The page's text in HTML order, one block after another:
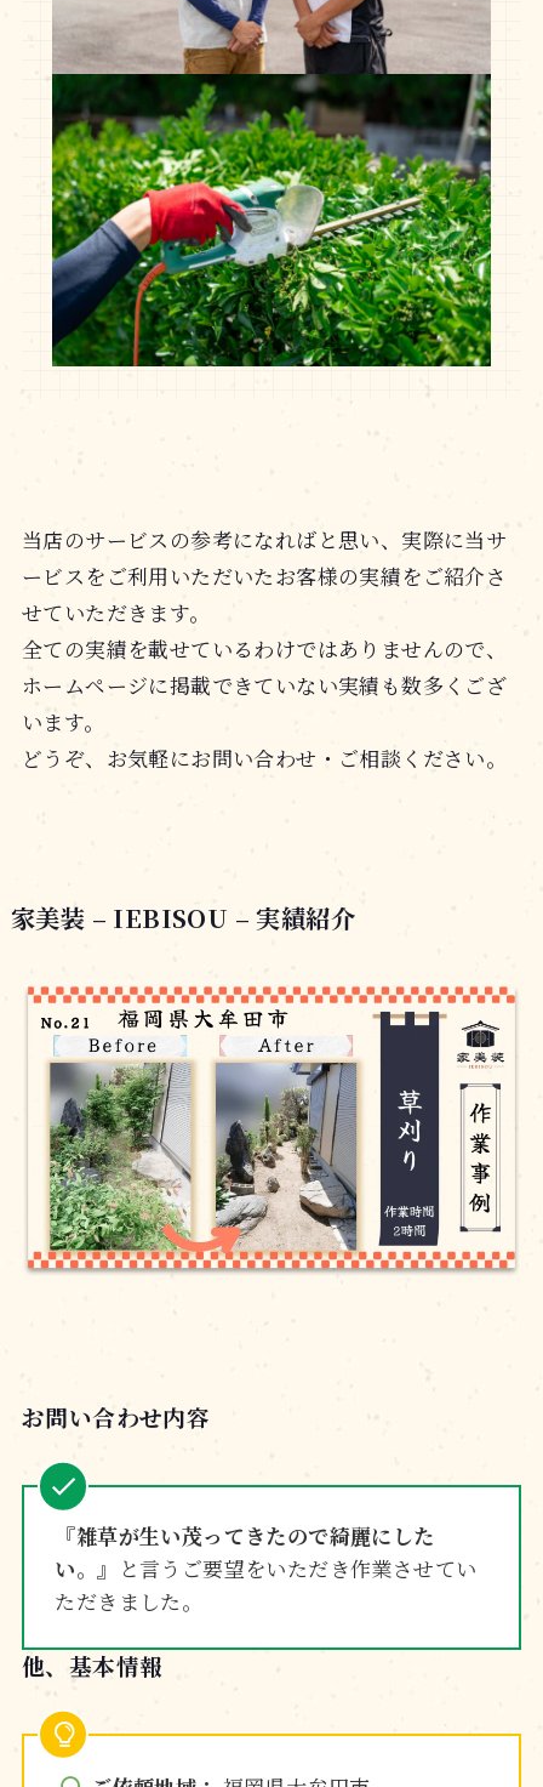
当店のサービスの参考になればと思い、実際に当サ
ービスをご利用いただいたお客様の実績をご紹介さ
せていただきます。
全ての実績を載せているわけではありませんので、
ホームページに掲載できていない実績も数多くござ
います。
どうぞ、お気軽にお問い合わせ・ご相談ください。
家美装 – IEBISOU – 実績紹介
お問い合わせ内容
『雑草が生い茂ってきたので綺麗にした
い。』 と言うご要望をいただき作業させてい
ただきました。
他、基本情報